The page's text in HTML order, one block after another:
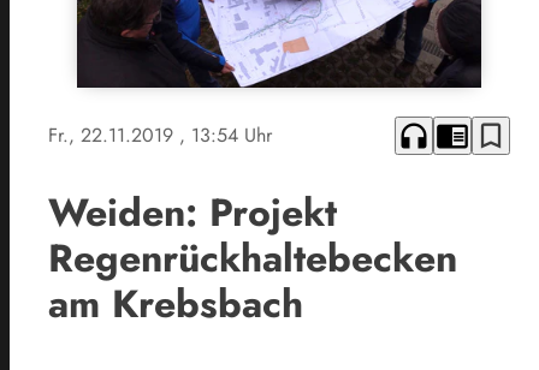
Fr., 22.11.2019 , 13:54 Uhr headphones chrome_reader_mode bookmark_border
Weiden: Projekt
Regenrückhaltebecken
am Krebsbach